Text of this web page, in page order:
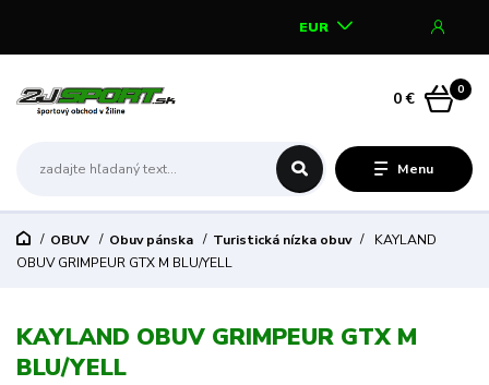
Menu
EUR
0
0 €
OBUV Obuv pánska Turistická nízka obuv
KAYLAND
OBUV GRIMPEUR GTX M BLU/YELL
KAYLAND OBUV GRIMPEUR GTX M
BLU/YELL